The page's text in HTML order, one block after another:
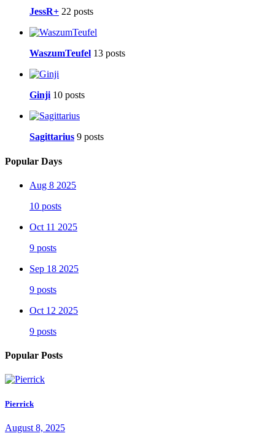
JessR+ 22 posts
WaszumTeufel 13 posts
Ginji 10 posts
Sagittarius 9 posts
Popular Days
Aug 8 2025
10 posts
Oct 11 2025
9 posts
Sep 18 2025
9 posts
Oct 12 2025
9 posts
Popular Posts
Pierrick
August 8, 2025